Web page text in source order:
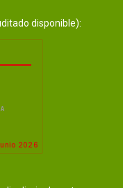
disponible):